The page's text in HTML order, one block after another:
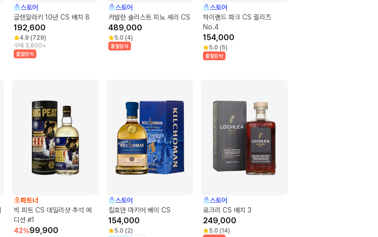
스토어
글렌알라키 10년 CS 배치 8
192,600
4.9 (729)
구매 3,800+
품절임박
스토어
카발란 솔리스트 피노 셰리 CS
489,000
5.0 (4)
품절임박
스토어
하이랜드 파크 CS 릴리즈
No.4
154,000
5.0 (5)
품절임박
파트너
빅 피트 CS 데일리샷 추석 에
디션 #1
42%99,900
스토어
킬호만 마키어 베이 CS
154,000
5.0 (2)
스토어
로크리 CS 배치 3
249,000
5.0 (14)